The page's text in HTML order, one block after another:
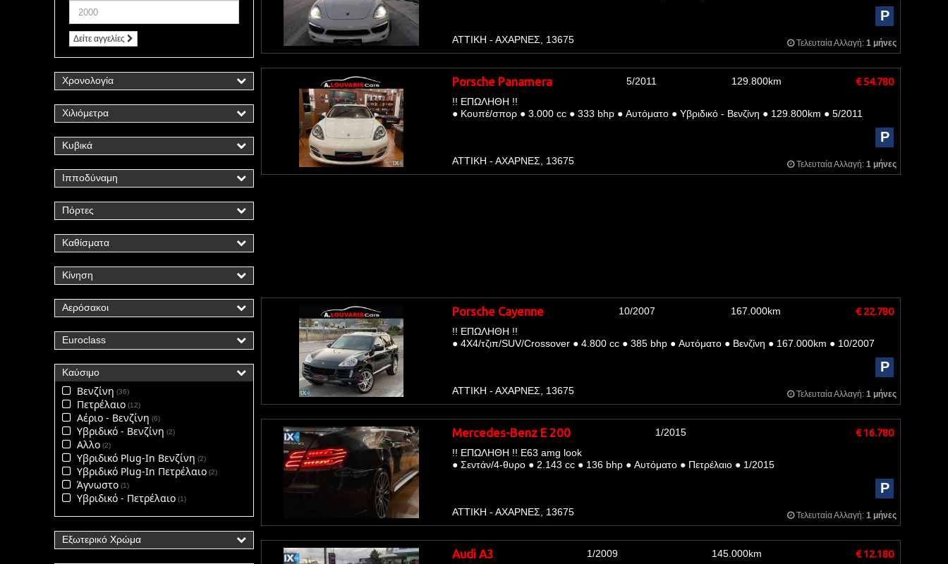
Δείτε αγγελίες
Χρονολογία
Χιλιόμετρα
Κυβικά
Ιπποδύναμη
Πόρτες
Καθίσματα
Κίνηση
Αερόσακοι
Euroclass
Καύσιμο
Βενζίνη 36
Πετρέλαιο 12
Αέριο - Βενζίνη 6
Υβριδικό - Βενζίνη 2
Αλλο 2
Υβριδικό Plug-In Βενζίνη 2
Υβριδικό Plug-In Πετρέλαιο 2
Άγνωστο 1
Υβριδικό - Πετρέλαιο 1
Εξωτερικό Χρώμα
P
ΑΤΤΙΚΗ - ΑΧΑΡΝΕΣ, 13675 Τελευταία Αλλαγή: 1 μήνες
Porsche Panamera 5/2011 129.800km € 54.780
!! ΕΠΩΛΗΘΗ !!
●Κουπέ/σπορ ●3.000 cc ●333 bhp ●Αυτόματο ●Υβριδικό - Βενζίνη ●129.800km ●5/2011
P
ΑΤΤΙΚΗ - ΑΧΑΡΝΕΣ, 13675 Τελευταία Αλλαγή: 1 μήνες
Porsche Cayenne 10/2007 167.000km € 22.780
!! ΕΠΩΛΗΘΗ !!
●4Χ4/τζιπ/SUV/Crossover ●4.800 cc ●385 bhp ●Αυτόματο ●Βενζίνη ●167.000km ●10/2007
P
ΑΤΤΙΚΗ - ΑΧΑΡΝΕΣ, 13675 Τελευταία Αλλαγή: 1 μήνες
Mercedes-Benz E 200 1/2015 € 16.780
!! ΕΠΩΛΗΘΗ !! Ε63 amg look
●Σεντάν/4-θυρο ●2.143 cc ●136 bhp ●Αυτόματο ●Πετρέλαιο ●1/2015
P
ΑΤΤΙΚΗ - ΑΧΑΡΝΕΣ, 13675 Τελευταία Αλλαγή: 1 μήνες
Audi A3 1/2009 145.000km € 12.180